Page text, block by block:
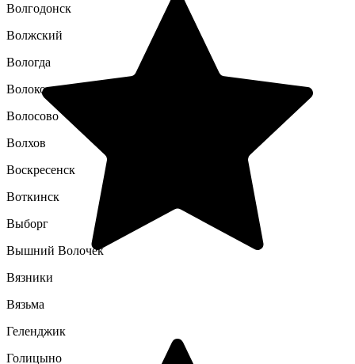
Волгодонск
Волжский
Вологда
Волоколамск
Волосово
Волхов
Воскресенск
Воткинск
Выборг
Вышний Волочек
Вязники
Вязьма
Геленджик
Голицыно